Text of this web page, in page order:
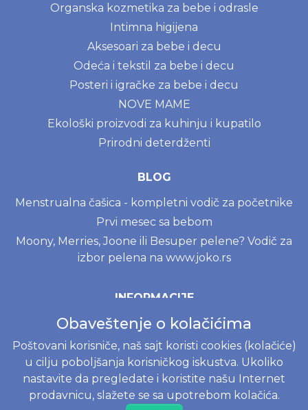
Organska kozmetika za bebe i odrasle
Intimna higijena
Aksesoari za bebe i decu
Odeća i tekstil za bebe i decu
Posteri i igračke za bebe i decu
NOVE MAME
Ekološki proizvodi za kuhinju i kupatilo
Prirodni deterdženti
BLOG
Menstrualna čašica - kompletni vodič za početnike
Prvi mesec sa bebom
Moony, Merries, Joone ili Besuper pelene? Vodič za
izbor pelena na www.joko.rs
INFORMACIJE
Politika o kolačićima
Uslovi korišćenja
Politika privatnosti
Naručivanje i dostava
Reklamacije i odustajanje od kupovine
Obaveštenje o kolačićima
Poštovani korisniče, naš sajt koristi cookies (kolačiće)
u cilju poboljšanja korisničkog iskustva. Ukoliko
nastavite da pregledate i koristite našu Internet
prodavnicu, slažete se sa upotrebom kolačića.